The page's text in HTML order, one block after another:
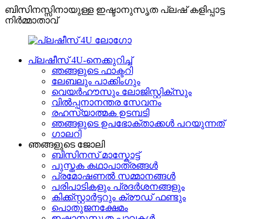
ബിസിനസ്സിനായുള്ള ഇഷ്ടാനുസൃത പ്ലഷ് കളിപ്പാട്ട
നിർമ്മാതാവ്
പ്ലഷീസ് 4U-നെക്കുറിച്ച്
ഞങ്ങളുടെ ഫാക്ടറി
ലേബലും പാക്കിംഗും
വെയർഹൗസും ലോജിസ്റ്റിക്സും
വിൽപ്പനാനന്തര സേവനം
രഹസ്യാത്മക ഉടമ്പടി
ഞങ്ങളുടെ ഉപഭോക്താക്കൾ പറയുന്നത്
ഗാലറി
ഞങ്ങളുടെ ജോലി
ബിസിനസ് മാസ്കോട്ട്
പുസ്തക കഥാപാത്രങ്ങൾ
പ്രമോഷണൽ സമ്മാനങ്ങൾ
പരിപാടികളും പ്രദർശനങ്ങളും
കിക്ക്സ്റ്റാർട്ടറും ക്രൗഡ് ഫണ്ടും
പൊതുജനക്ഷേമം